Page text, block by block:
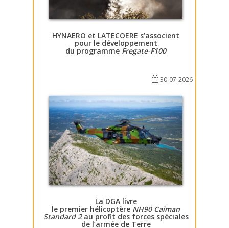
HYNAERO et LATECOERE s’associent
pour le développement
du programme Fregate-F100
30-07-2026
La DGA livre
le premier hélicoptère NH90 Caïman
Standard 2au profit des forces spéciales
de l’armée de Terre